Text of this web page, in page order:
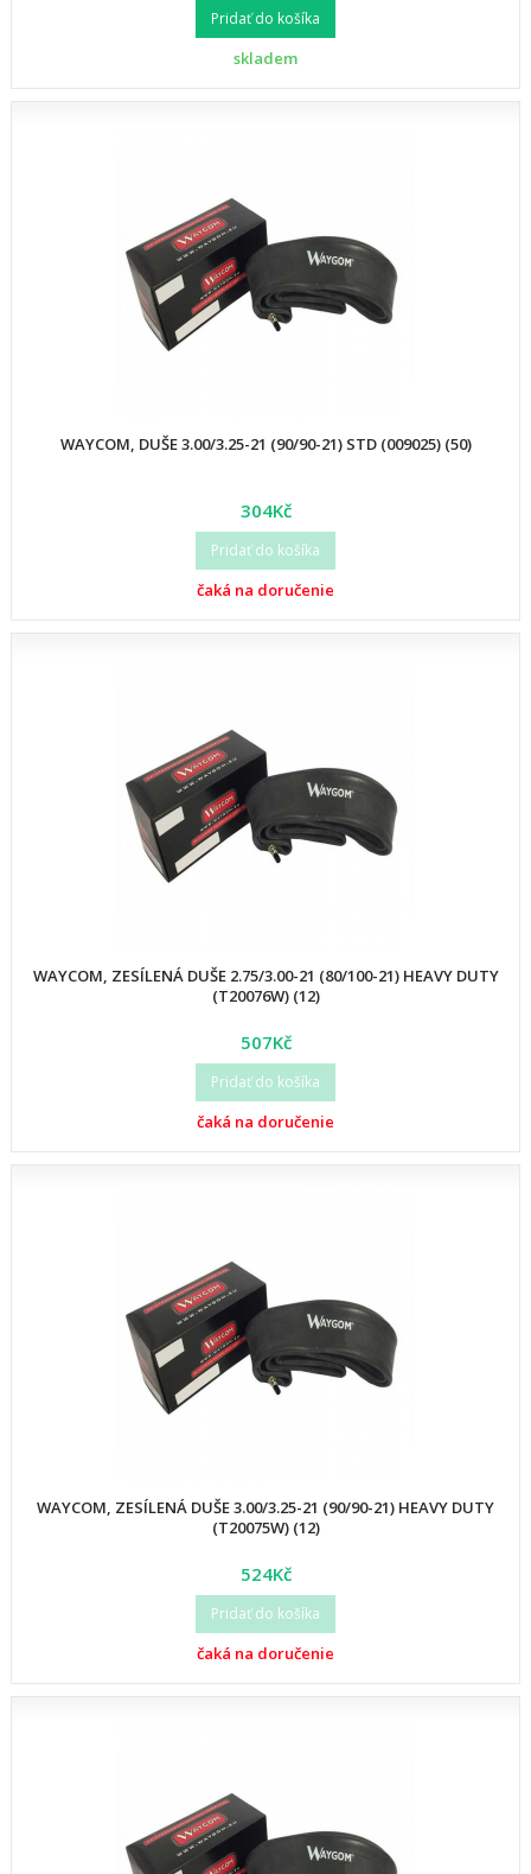
Pridať do košíka
skladem
WAYCOM, DUŠE 3.00/3.25-21 (90/90-21) STD (009025) (50)
304Kč
Pridať do košíka
čaká na doručenie
WAYCOM, ZESÍLENÁ DUŠE 2.75/3.00-21 (80/100-21) HEAVY DUTY
(T20076W) (12)
507Kč
Pridať do košíka
čaká na doručenie
WAYCOM, ZESÍLENÁ DUŠE 3.00/3.25-21 (90/90-21) HEAVY DUTY
(T20075W) (12)
524Kč
Pridať do košíka
čaká na doručenie